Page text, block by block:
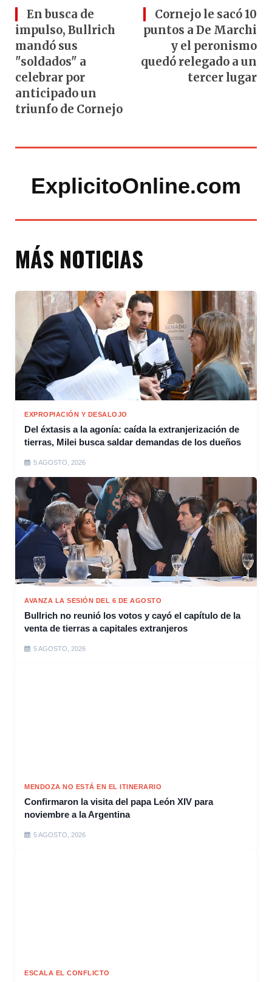
En busca de
impulso, Bullrich
mandó sus
"soldados" a
celebrar por
anticipado un
triunfo de Cornejo
Cornejo le sacó 10
puntos a De Marchi
y el peronismo
quedó relegado a un
tercer lugar
ExplicitoOnline.com
MÁS NOTICIAS
EXPROPIACIÓN Y DESALOJO
Del éxtasis a la agonía: caída la extranjerización de
tierras, Milei busca saldar demandas de los dueños
5 AGOSTO, 2026
AVANZA LA SESIÓN DEL 6 DE AGOSTO
Bullrich no reunió los votos y cayó el capítulo de la
venta de tierras a capitales extranjeros
5 AGOSTO, 2026
MENDOZA NO ESTÁ EN EL ITINERARIO
Confirmaron la visita del papa León XIV para
noviembre a la Argentina
5 AGOSTO, 2026
ESCALA EL CONFLICTO